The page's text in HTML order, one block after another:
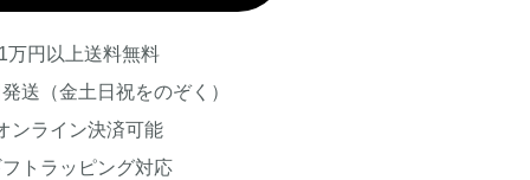
1万円以上送料無料
送（金土日祝をのぞく）
ンライン決済可能
フトラッピング対応